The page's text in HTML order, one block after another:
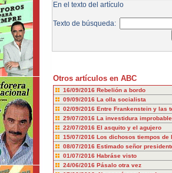
En el texto del artículo
Texto de búsqueda:
Otros artículos en ABC
16/09/2016 Rebelión a bordo
09/09/2016 La olla socialista
02/09/2016 Entre Frankenstein y las
29/07/2016 La investidura improbable
22/07/2016 El asquito y el agujero
15/07/2016 Los dichosos tiempos de
08/07/2016 Estimado señor
01/07/2016 Habráse visto
24/06/2016 Pásalo otra vez